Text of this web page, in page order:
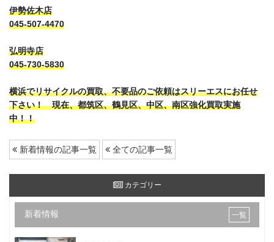
伊勢佐木店
045-507-4470
弘明寺店
045-730-5830
横浜でリサイクルの買取、不要品のご依頼はスリーエスにお任せ
下さい！ 現在、都筑区、鶴見区、中区、南区強化買取実施
中！！
新着情報の記事一覧 全ての記事一覧
カテゴリー
新着情報 一覧